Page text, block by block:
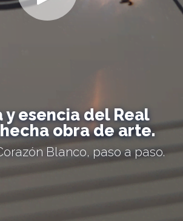
y esencia del Real
obra de arte.
Blanco, paso a paso.